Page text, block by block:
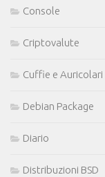
Console
Criptovalute
Cuffie e Auricolari
Debian Package
Diario
Distribuzioni BSD